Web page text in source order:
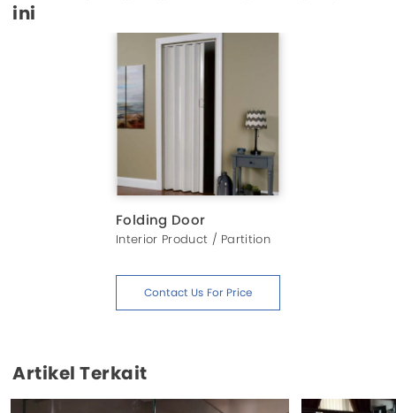
ini
Folding Door
Interior Product / Partition
Contact Us For Price
Artikel Terkait